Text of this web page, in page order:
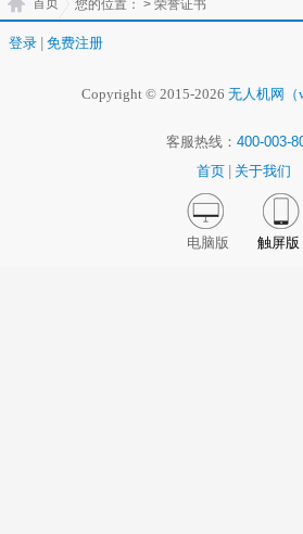
您的位置：
首页 > 荣誉证书
登录 免费注册
Copyright © 2015-2026 无人机网（
客服热线： 400-003-
首页
关于我们
电脑版 触屏版